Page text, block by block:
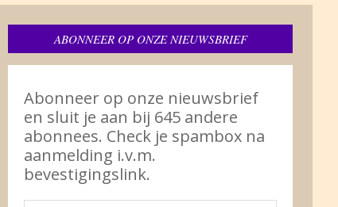
ABONNEER OP ONZE NIEUWSBRIEF
Abonneer op onze nieuwsbrief
en sluit je aan bij 645 andere
abonnees. Check je spambox na
aanmelding i.v.m.
bevestigingslink.